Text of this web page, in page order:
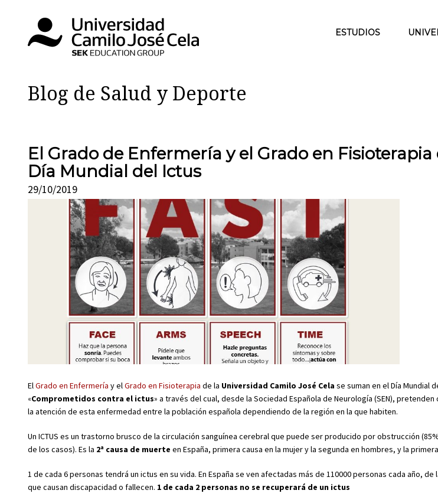
ESTUDIOS
Blog de Salud y Deporte
El Grado de Enfermería y el Grado en Fisioterapia
Día Mundial del Ictus
29/10/2019
El Grado en Enfermería y el Grado en Fisioterapia de la Universidad Camilo José Cela se suman en el Día Mundial
«Comprometidos contra el ictus» a través del cual, desde la Sociedad Española de Neurología (SEN),
la atención de esta enfermedad entre la población española dependiendo de la región en la que habiten.
Un ICTUS es un trastorno brusco de la circulación sanguínea cerebral que puede ser producido por obstrucción
de los casos). Es la 2ª causa de muerte en España, primera causa en la mujer y la segunda en hombres, y la
1 de cada 6 personas tendrá un ictus en su vida. En España se ven afectadas más de 110000 personas cada año,
que causan discapacidad o fallecen. 1 de cada 2 personas no se recuperará de un ictus